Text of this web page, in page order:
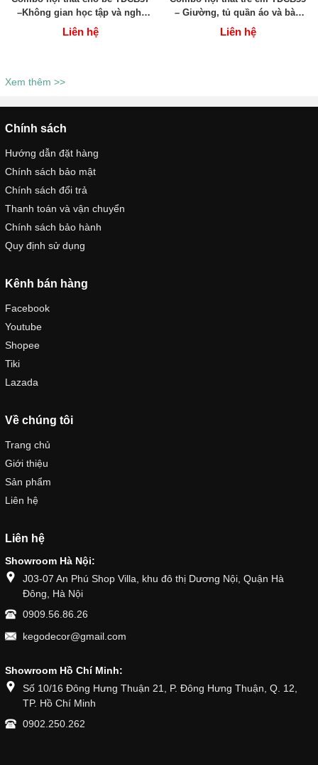
–Không gian học tập và nghỉ
ngơi hoàn hảo cho trẻ nhỏ
Liên hệ
– Giường, tủ quần áo và bàn
học đáng yêu, an toàn cho bé
Liên hệ
Xem thêm >>
Chính sách
Hướng dẫn đặt hàng
Chính sách bảo mật
Chính sách đổi trả
Thanh toán và vận chuyển
Chính sách bảo hành
Quy định sử dụng
Kênh bán hàng
Facebook
Youtube
Shopee
Tiki
Lazada
Về chúng tôi
Trang chủ
Giới thiệu
Sản phẩm
Liên hệ
Liên hệ
Showroom Hà Nội:
J03-07 An Phú Shop Villa, khu đô thị Dương Nội, Quận Hà
Đông, Hà Nội
0909.56.86.26
kegodecor@gmail.com
Showroom Hồ Chí Minh:
Số 10/16 Đông Hưng Thuận 21, P. Đông Hưng Thuận, Q. 12,
TP. Hồ Chí Minh
0902.250.262